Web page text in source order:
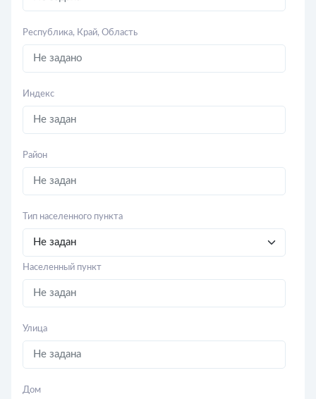
Республика, Край, Область
Индекс
Район
Тип населенного пункта
Населенный пункт
Улица
Дом